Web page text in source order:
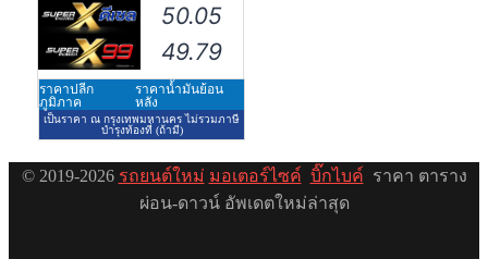
© 2019-2026 รถยนต์ใหม่ มอเตอร์ไซค์ บิ๊กไบค์ ราคา ตาราง
ผ่อน-ดาวน์ อัพเดตใหม่ล่าสุด